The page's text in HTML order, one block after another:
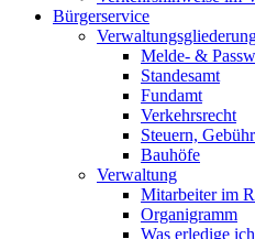
Bürgerservice
Melde- &
Standesamt
Fundamt
Verkehrsrecht
Steuern,
Bauhöfe
Verwaltung
Mitarbeiter im
Organigramm
Was erledige